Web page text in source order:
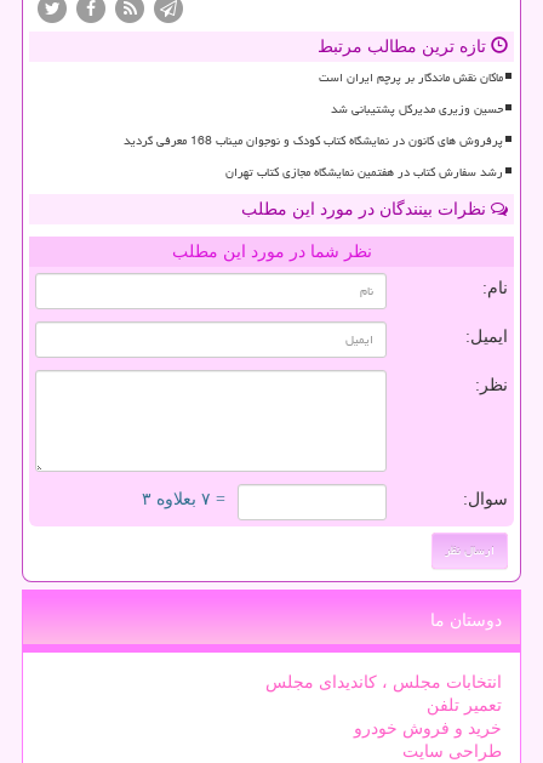
تازه ترین مطالب مرتبط
ماکان نقش ماندگار بر پرچم ایران است
حسین وزیری مدیرکل پشتیبانی شد
پرفروش های کانون در نمایشگاه کتاب کودک و نوجوان میناب 168 معرفی گردید
رشد سفارش کتاب در هفتمین نمایشگاه مجازی کتاب تهران
نظرات بینندگان در مورد این مطلب
نظر شما در مورد این مطلب
نام:
ایمیل:
نظر:
سوال: = ۷ بعلاوه ۳
دوستان ما
انتخابات مجلس ، کاندیدای مجلس
تعمیر تلفن
خرید و فروش خودرو
طراحی سایت